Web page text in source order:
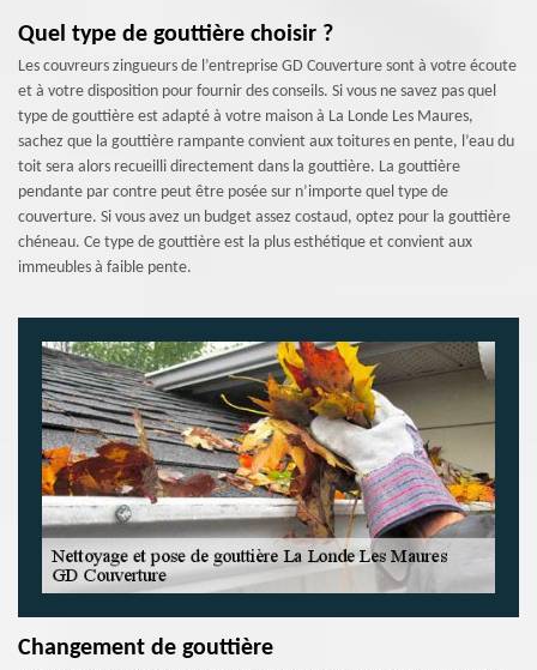
Quel type de gouttière choisir ?
Les couvreurs zingueurs de l’entreprise GD Couverture sont à votre écoute
et à votre disposition pour fournir des conseils. Si vous ne savez pas quel
type de gouttière est adapté à votre maison à La Londe Les Maures,
sachez que la gouttière rampante convient aux toitures en pente, l’eau du
toit sera alors recueilli directement dans la gouttière. La gouttière
pendante par contre peut être posée sur n’importe quel type de
couverture. Si vous avez un budget assez costaud, optez pour la gouttière
chéneau. Ce type de gouttière est la plus esthétique et convient aux
immeubles à faible pente.
Changement de gouttière